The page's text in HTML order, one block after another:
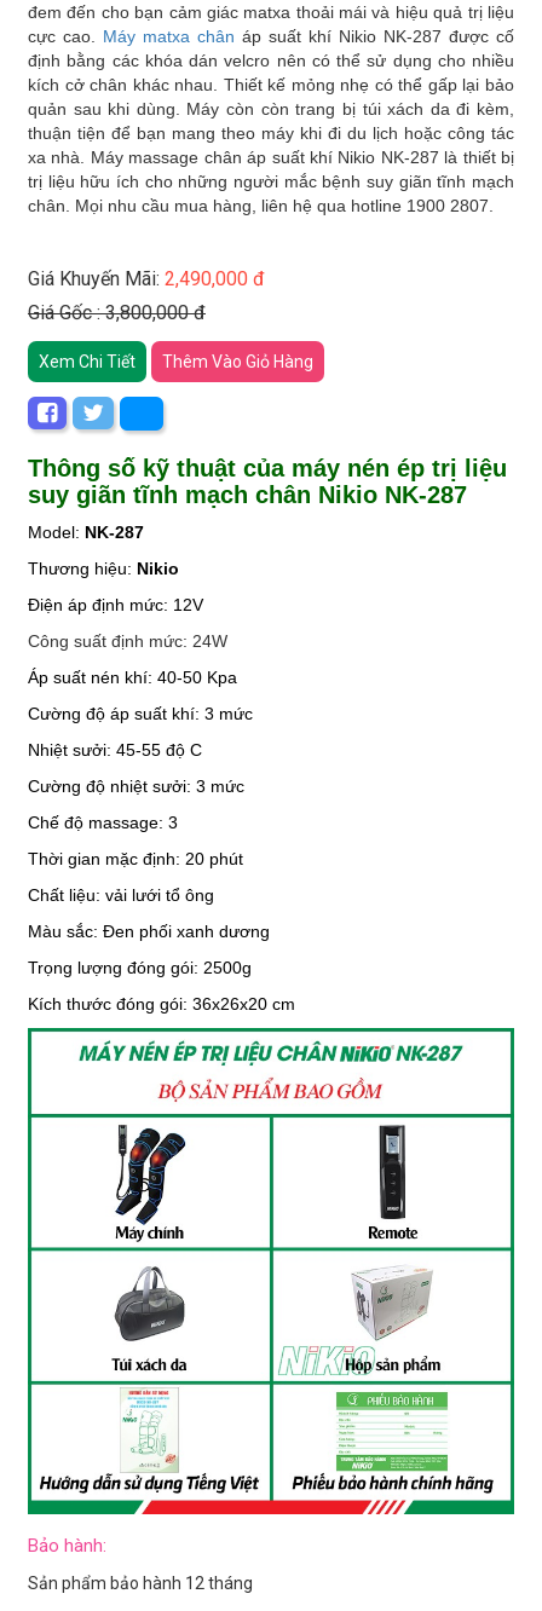
đem đến cho bạn cảm giác matxa thoải mái và hiệu quả trị liệu
cực cao. Máy matxa chân áp suất khí Nikio NK-287 được cố
định bằng các khóa dán velcro nên có thể sử dụng cho nhiều
kích cở chân khác nhau. Thiết kế mỏng nhẹ có thể gấp lại bảo
quản sau khi dùng. Máy còn còn trang bị túi xách da đi kèm,
thuận tiện để bạn mang theo máy khi đi du lịch hoặc công tác
xa nhà. Máy massage chân áp suất khí Nikio NK-287 là thiết bị
trị liệu hữu ích cho những người mắc bệnh suy giãn tĩnh mạch
chân. Mọi nhu cầu mua hàng, liên hệ qua hotline 1900 2807.
Giá Khuyến Mãi: 2,490,000 đ
Giá Gốc : 3,800,000 đ
Xem Chi Tiết Thêm Vào Giỏ Hàng
Thông số kỹ thuật của máy nén ép trị liệu
suy giãn tĩnh mạch chân Nikio NK-287
Model: NK-287
Thương hiệu: Nikio
Điện áp định mức: 12V
Công suất định mức: 24W
Áp suất nén khí: 40-50 Kpa
Cường độ áp suất khí: 3 mức
Nhiệt sưởi: 45-55 độ C
Cường độ nhiệt sưởi: 3 mức
Chế độ massage: 3
Thời gian mặc định: 20 phút
Chất liệu: vải lưới tổ ông
Màu sắc: Đen phối xanh dương
Trọng lượng đóng gói: 2500g
Kích thước đóng gói: 36x26x20 cm
Bảo hành:
Sản phẩm bảo hành 12 tháng